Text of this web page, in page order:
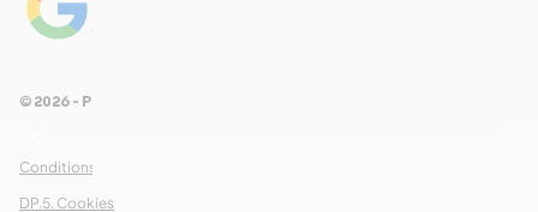
Conditions Générales de Ventes
DP.5. Cookies
© 2026 - Pour Les Gourmets